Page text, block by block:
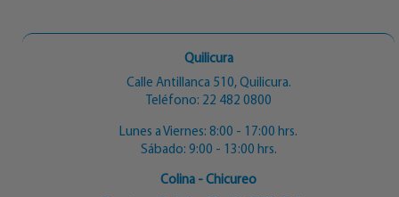
Quilicura
Calle Antillanca 510, Quilicura.
Teléfono: 22 482 0800
Lunes a Viernes: 8:00 - 17:00 hrs.
Sábado: 9:00 - 13:00 hrs.
Colina - Chicureo